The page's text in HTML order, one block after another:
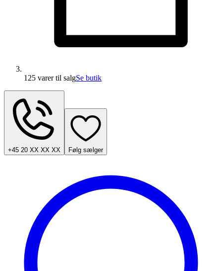
125 varertil salgSe butik
+45 20 XX XX XX Følg sælger